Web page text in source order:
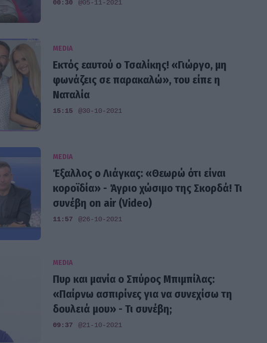
00:30 @05-11-2021
MEDIA
Εκτός εαυτού ο Τσαλίκης! «Γιώργο, μη
φωνάζεις σε παρακαλώ», του είπε η
Ναταλία
15:15 @30-10-2021
MEDIA
Έξαλλος ο Λιάγκας: «Θεωρώ ότι είναι
κοροϊδία» - Άγριο χώσιμο της Σκορδά! Τι
συνέβη on air (Video)
11:57 @26-10-2021
MEDIA
Πυρ και μανία ο Σπύρος Μπιμπίλας:
«Παίρνω ασπιρίνες για να συνεχίσω τη
δουλειά μου» - Τι συνέβη;
09:37 @21-10-2021